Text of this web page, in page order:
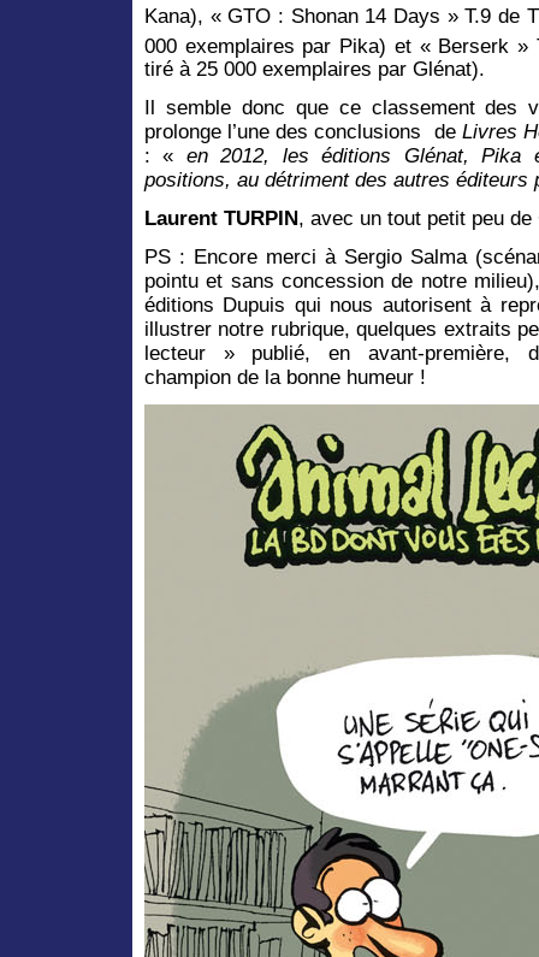
Kana), « GTO : Shonan 14 Days » T.9 de
000 exemplaires par Pika) et « Berserk »
tiré à 25 000 exemplaires par Glénat).
Il semble donc que ce classement des
prolonge l’une des conclusions deLivres
: « en 2012, les éditions Glénat, Pika
positions, au détriment des autres
Laurent TURPIN , avec un tout petit peu
PS : Encore merci à Sergio Salma
pointu et sans concession de notre
éditions Dupuis qui nous autorisent à
illustrer notre rubrique, quelques extraits
lecteur
» publié, en avant-première,
champion de la bonne humeur !